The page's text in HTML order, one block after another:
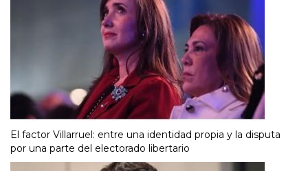
El factor Villarruel: entre una identidad propia y la disputa
por una parte del electorado libertario